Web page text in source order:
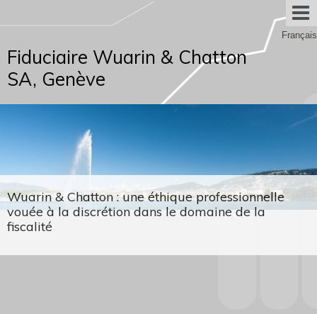
Français
Fiduciaire Wuarin & Chatton
SA, Genève
Wuarin & Chatton : une éthique professionnelle
vouée à la discrétion dans le domaine de la
fiscalité